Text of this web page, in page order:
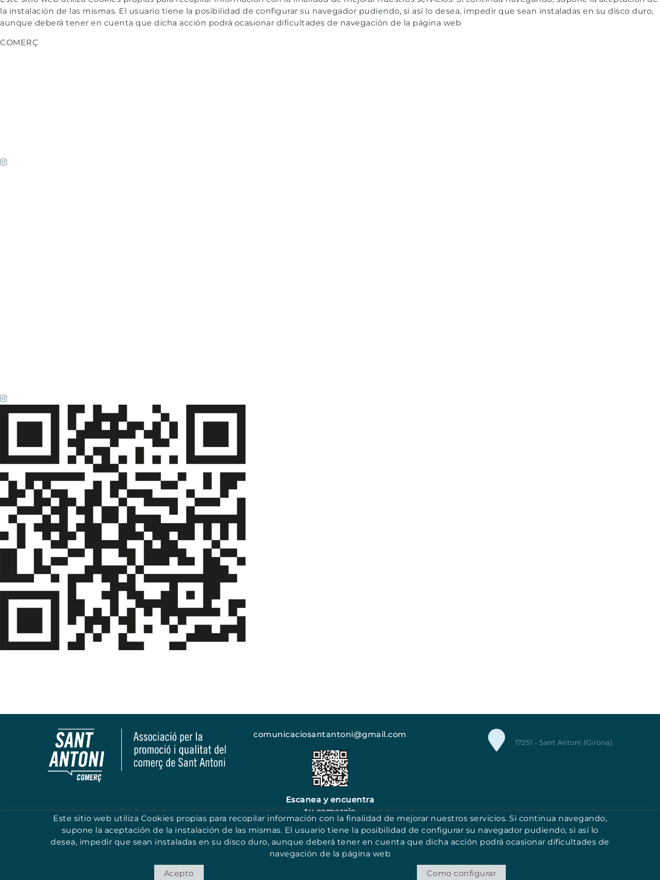
LIBRERÍA DALMAU
PELUQUERÍA
SANDRA
GIBERT
KUBANSKY
la instalación de las mismas. El usuario tiene la posibilidad de configurar su navegador pudiendo, si así lo desea, impedir que sean instaladas en su disco duro,
aunque deberá tener en cuenta que dicha acción podrá ocasionar dificultades de navegación de la página web
COMERÇ
comunicaciosantantoni@gmail.com
Escanea y encuentra
tu comercio
17251 - Sant Antoni (Girona)
© ASSOCIACIÓ PER LA PROMOCIÓ I QUALITAT DEL COMERÇ DE
DISTRIBUIDO POR:
Este sitio web utiliza Cookies propias para recopilar información con la finalidad de mejorar nuestros servicios. Si continua navegando,
supone la aceptación de la instalación de las mismas. El usuario tiene la posibilidad de configurar su navegador pudiendo, si así lo
desea, impedir que sean instaladas en su disco duro, aunque deberá tener en cuenta que dicha acción podrá ocasionar dificultades de
navegación de la página web
Acepto Como configurar